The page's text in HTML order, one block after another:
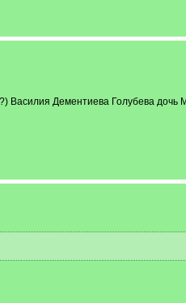
Василия Дементиева Голубева дочь